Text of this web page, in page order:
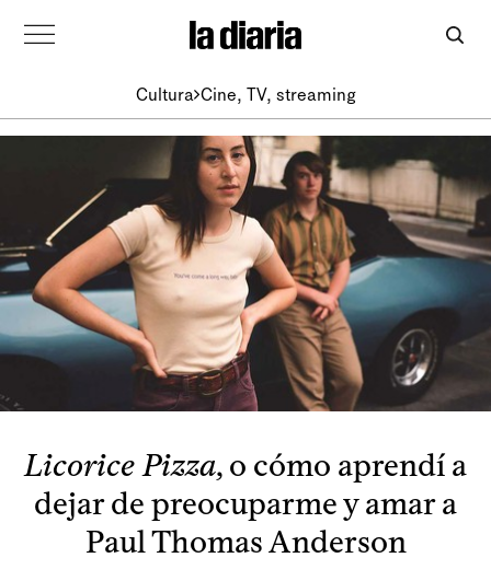
Cultura Cine, TV, streaming
Licorice Pizza, o cómo aprendí a
dejar de preocuparme y amar a
Paul Thomas Anderson